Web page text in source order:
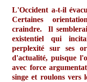
L'Occident a-t-il
Certaines
craindre. Il
existentiel qui
perplexité sur ses
d'actualité, puisque
avec force
singe et roulons vers